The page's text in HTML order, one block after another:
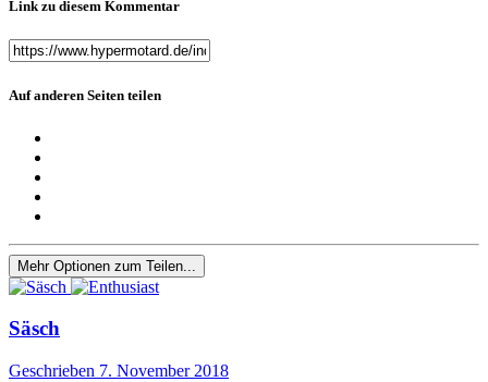
Link zu diesem Kommentar
Auf anderen Seiten teilen
Mehr Optionen zum Teilen...
Säsch
Geschrieben 7. November 2018